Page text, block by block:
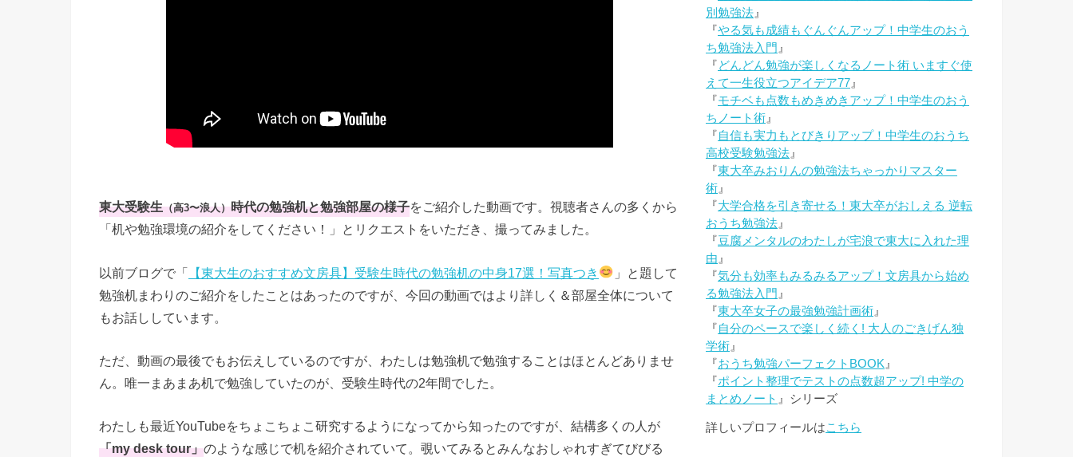
東大受験生（高3〜浪人）時代の勉強机と勉強部屋の様子をご紹介した動画です。視聴者さんの多くから
「机や勉強環境の紹介をしてください！」とリクエストをいただき、撮ってみました。
以前ブログで「 【東大生のおすすめ文房具】受験生時代の勉強机の中身17選！写真つき
」と題して
勉強机まわりのご紹介をしたことはあったのですが、今回の動画ではより詳しく＆部屋全体について
もお話ししています。
ただ、動画の最後でもお伝えしているのですが、わたしは勉強机で勉強することはほとんどありませ
ん。唯一まあまあ机で勉強していたのが、受験生時代の2年間でした。
わたしも最近YouTubeをちょこちょこ研究するようになってから知ったのですが、結構多くの人が
「my desk tour」のような感じで机を紹介されていて。覗いてみるとみんなおしゃれすぎてびびる
別勉強法 』
『やる気も成績もぐんぐんアップ！中学生のおう
ち勉強法入門 』
『どんどん勉強が楽しくなるノート術 いますぐ使
えて一生役立つアイデア77 』
『モチベも点数もめきめきアップ！中学生のおう
ちノート術 』
『自信も実力もとびきりアップ！中学生のおうち
高校受験勉強法 』
『東大卒みおりんの勉強法ちゃっかりマスター
術 』
『大学合格を引き寄せる！東大卒がおしえる 逆転
おうち勉強法 』
『豆腐メンタルのわたしが宅浪で東大に入れた理
由 』
『気分も効率もみるみるアップ！文房具から始め
る勉強法入門 』
『東大卒女子の最強勉強計画術 』
『自分のペースで楽しく続く! 大人のごきげん独
学術 』
『おうち勉強パーフェクトBOOK 』
『ポイント整理でテストの点数超アップ! 中学の
まとめノート 』シリーズ
詳しいプロフィールはこちら